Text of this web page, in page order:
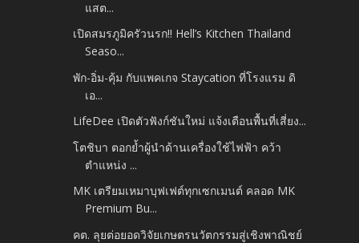
แสต...
เปิดสมรภูมิครัวนรก!! Hell’s Kitchen Thailand
Seaso...
พัก-อิ่ม-คุ้ม กับแพคเกจ Staycation ที่โรงแรม ดิ
เอ...
LifeDee เปิดตัวฟังก์ชันใหม่ แจ้งเตือนพื้นที่เสี่ยง...
โตชิบา ตอกย้ำผู้นำด้านเครื่องใช้ไฟฟ้า คว้า
ตำแหน่ง ...
MK เตรียมเหมาบุฟเฟต์ทุกเซกเมนต์ คลอด MK
Premium Bu...
คต. ลุยต่อยอดวิจัยเกษตรนวัตกรรมสู่เชิงพาณิชย์